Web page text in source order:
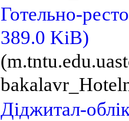
Готельно-
389.0 KiB)
Діджитал-